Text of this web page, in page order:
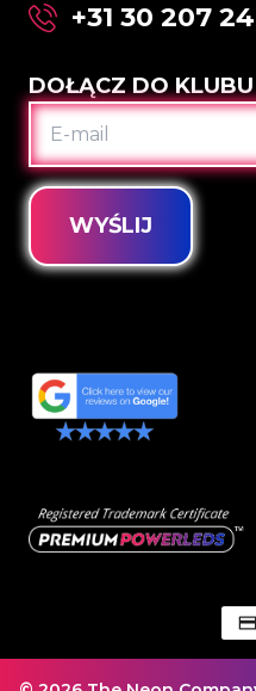
+31 30 207
DOŁĄCZ DO KLUBU
E-
MAIL
WYŚLIJ